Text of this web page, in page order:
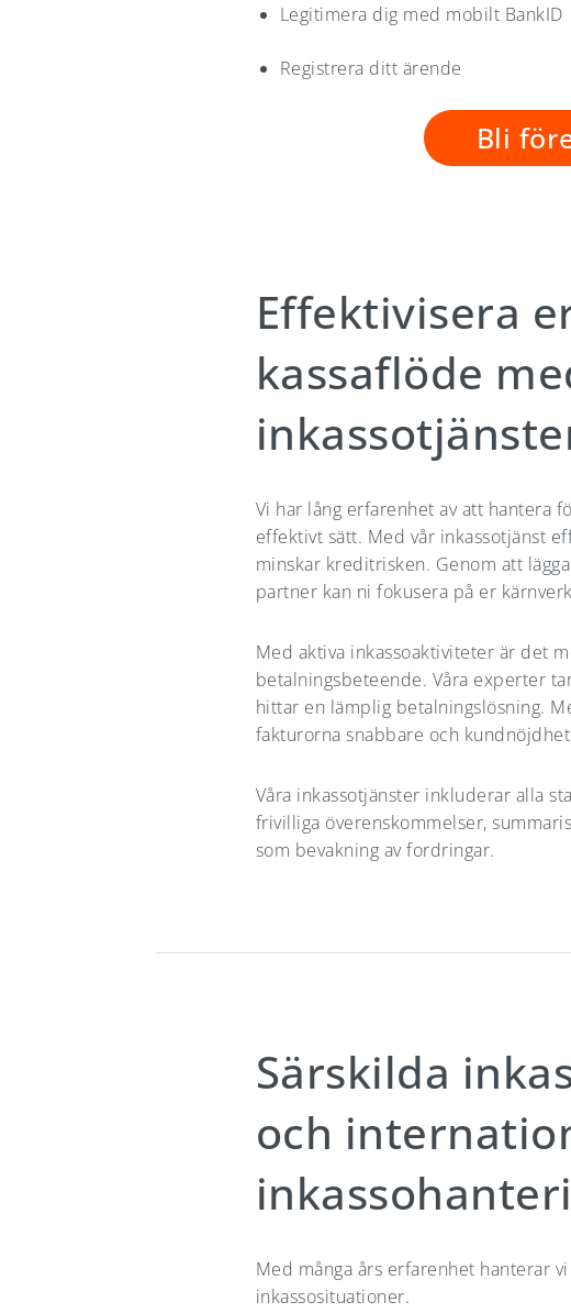
Legitimera dig med mobilt BankID
Registrera ditt ärende
Bli
Effektivisera
kassaflöde
Vi har lång erfarenhet av att hantera
effektivt sätt. Med vår inkassotjänst
minskar kreditrisken. Genom att
partner kan ni fokusera på er
Med aktiva inkassoaktiviteter är det
betalningsbeteende. Våra experter
hittar en lämplig betalningslösning.
fakturorna snabbare och
Våra inkassotjänster inkluderar alla
frivilliga överenskommelser,
som bevakning av fordringar.
Särskilda
och
Med många års erfarenhet hanterar
inkassosituationer.